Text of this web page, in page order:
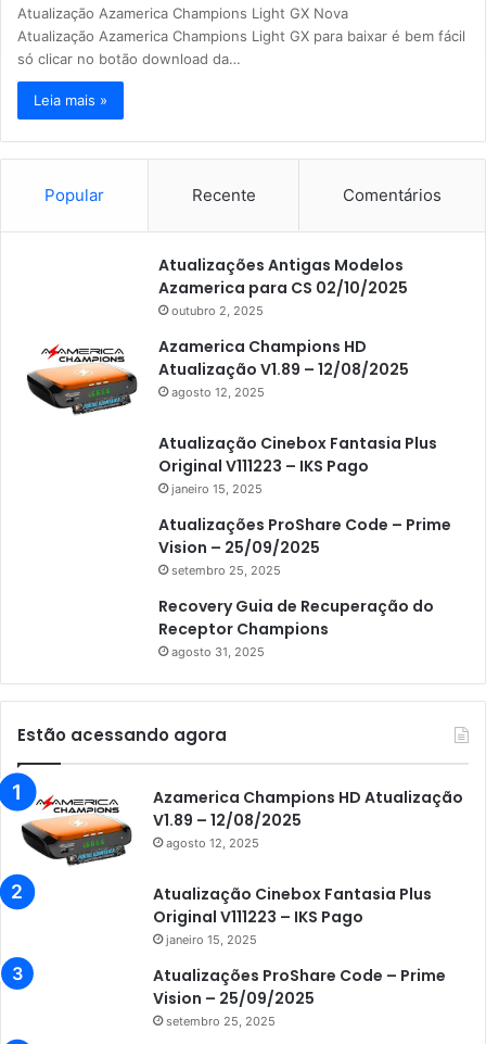
Atualização Azamerica Champions Light GX Nova
Atualização Azamerica Champions Light GX para baixar é bem fácil
só clicar no botão download da…
Leia mais »
Popular Recente Comentários
Atualizações Antigas Modelos
Azamerica para CS 02/10/2025
outubro 2, 2025
Azamerica Champions HD
Atualização V1.89 – 12/08/2025
agosto 12, 2025
Atualização Cinebox Fantasia Plus
Original V111223 – IKS Pago
janeiro 15, 2025
Atualizações ProShare Code – Prime
Vision – 25/09/2025
setembro 25, 2025
Recovery Guia de Recuperação do
Receptor Champions
agosto 31, 2025
Estão acessando agora
Azamerica Champions HD Atualização
V1.89 – 12/08/2025
agosto 12, 2025
Atualização Cinebox Fantasia Plus
Original V111223 – IKS Pago
janeiro 15, 2025
Atualizações ProShare Code – Prime
Vision – 25/09/2025
setembro 25, 2025